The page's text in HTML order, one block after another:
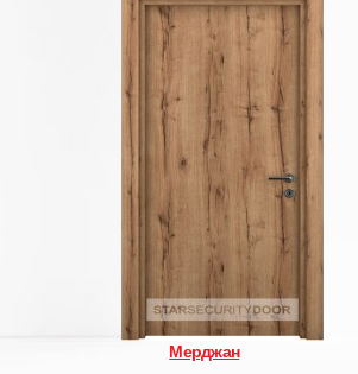
VDM Hint Mese